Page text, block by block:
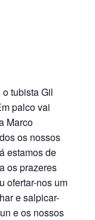
tubista Gil
palco vai
Marco
os nossos
estamos de
os prazeres
ofertar-nos um
e salpicar-
e os nossos